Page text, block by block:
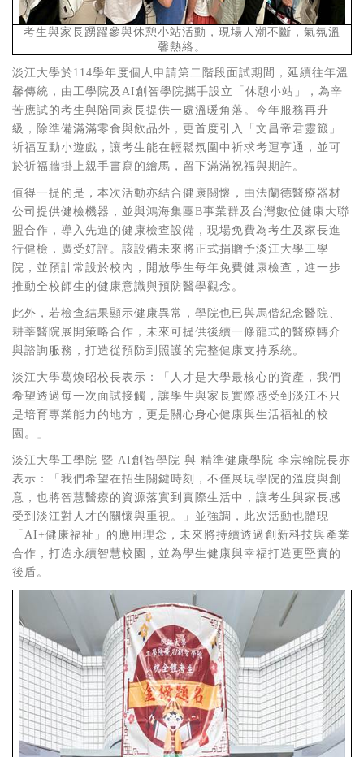
考生與家長踴躍參與休憩小站活動，現場人潮不斷，氣氛溫
馨熱絡。
淡江大學於114學年度個人申請第二階段面試期間，延續往年溫
馨傳統，由工學院及 AI創智學院攜手設立「休憩小站」，為辛
苦應試的考生與陪同家長提供一處溫暖角落。今年服務再升
級，除準備滿滿零食與飲品外，更首度引入「文昌帝君靈籤」
祈福互動小遊戲，讓考生能在輕鬆氛圍中祈求考運亨通，並可
於祈福牆掛上親手書寫的繪馬，留下滿滿祝福與期許。
值得一提的是，本次活動亦結合健康關懷，由法蘭德醫療器材
公司提供健檢機器，並與鴻海集團 B事業群及台灣數位健康大聯
盟合作，導入先進的健康檢查設備，現場免費為考生及家長進
行健檢，廣受好評。該設備未來將正式捐贈予淡江大學工學
院，並預計常設於校內，開放學生每年免費健康檢查，進一步
推動全校師生的健康意識與預防醫學觀念。
此外，若檢查結果顯示健康異常，學院也已與馬偕紀念醫院、
耕莘醫院展開策略合作，未來可提供後續一條龍式的醫療轉介
與諮詢服務，打造從預防到照護的完整健康支持系統。
淡江大學葛煥昭校長表示：「人才是大學最核心的資產，我們
希望透過每一次面試接觸，讓學生與家長實際感受到淡江不只
是培育專業能力的地方，更是關心身心健康與生活福祉的校
園。」
淡江大學工學院 暨 AI創智學院 與 精準健康學院 李宗翰院長亦
表示：「我們希望在招生關鍵時刻，不僅展現學院的溫度與創
意，也將智慧醫療的資源落實到實際生活中，讓考生與家長感
受到淡江對人才的關懷與重視。」並強調，此次活動也體現
「 AI+健康福祉」的應用理念，未來將持續透過創新科技與產業
合作，打造永續智慧校園，並為學生健康與幸福打造更堅實的
後盾。